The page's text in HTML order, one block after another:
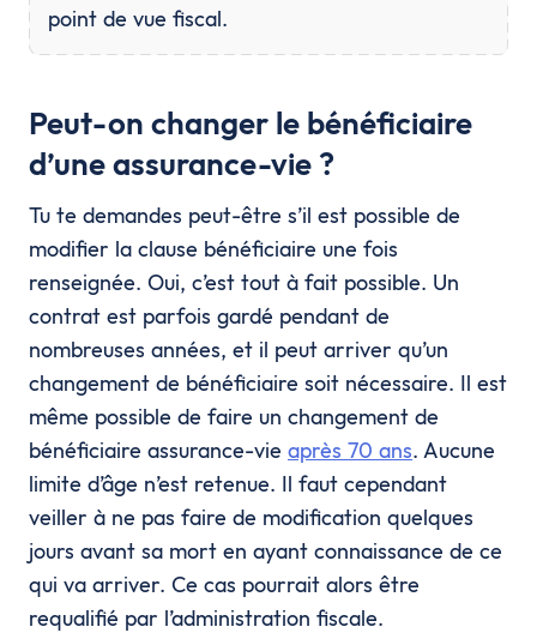
point de vue fiscal.
Peut-on changer le bénéficiaire
d’une assurance-vie ?
Tu te demandes peut-être s’il est possible de
modifier la clause bénéficiaire une fois
renseignée. Oui, c’est tout à fait possible. Un
contrat est parfois gardé pendant de
nombreuses années, et il peut arriver qu’un
changement de bénéficiaire soit nécessaire. Il est
même possible de faire un changement de
bénéficiaire assurance-vie après 70 ans. Aucune
limite d’âge n’est retenue. Il faut cependant
veiller à ne pas faire de modification quelques
jours avant sa mort en ayant connaissance de ce
qui va arriver. Ce cas pourrait alors être
requalifié par l’administration fiscale.